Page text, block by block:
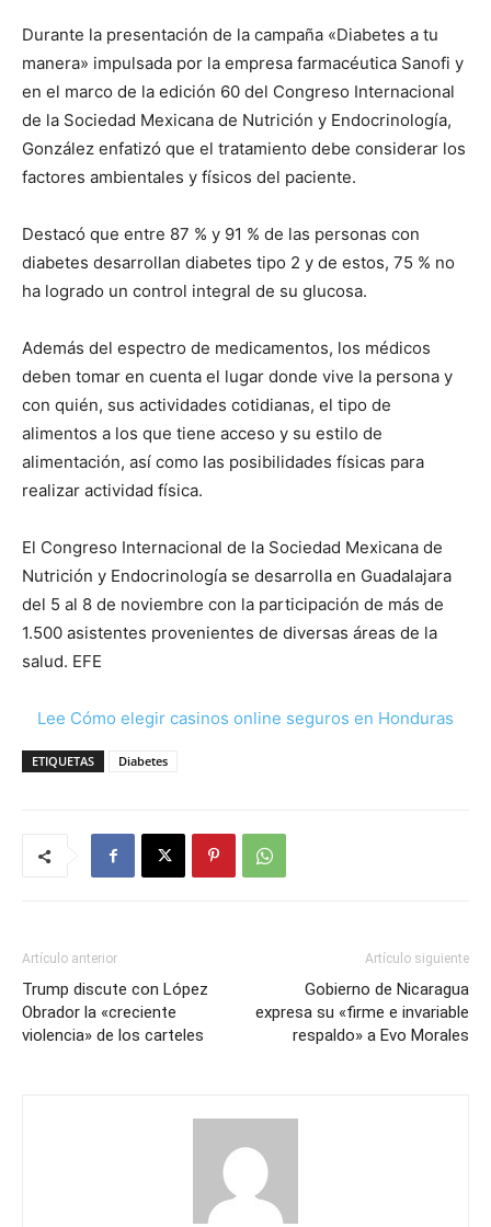
Durante la presentación de la campaña «Diabetes a tu
manera» impulsada por la empresa farmacéutica Sanofi y
en el marco de la edición 60 del Congreso Internacional
de la Sociedad Mexicana de Nutrición y Endocrinología,
González enfatizó que el tratamiento debe considerar los
factores ambientales y físicos del paciente.
Destacó que entre 87 % y 91 % de las personas con
diabetes desarrollan diabetes tipo 2 y de estos, 75 % no
ha logrado un control integral de su glucosa.
Además del espectro de medicamentos, los médicos
deben tomar en cuenta el lugar donde vive la persona y
con quién, sus actividades cotidianas, el tipo de
alimentos a los que tiene acceso y su estilo de
alimentación, así como las posibilidades físicas para
realizar actividad física.
El Congreso Internacional de la Sociedad Mexicana de
Nutrición y Endocrinología se desarrolla en Guadalajara
del 5 al 8 de noviembre con la participación de más de
1.500 asistentes provenientes de diversas áreas de la
salud. EFE
Lee Cómo elegir casinos online seguros en Honduras
ETIQUETAS Diabetes
Artículo anterior
Trump discute con López
Obrador la «creciente
violencia» de los carteles
Artículo siguiente
Gobierno de Nicaragua
expresa su «firme e invariable
respaldo» a Evo Morales